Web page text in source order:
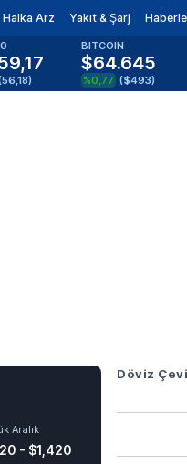
Halka Arz Yakıt & Şarj
56,18)
BITCOIN
$64.645
%0,77 ($493)
Aralık
- $1,420
Döviz